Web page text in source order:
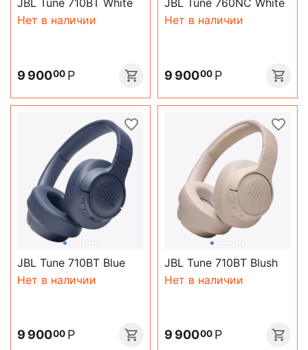
JBL Tune 710BT White
Нет в наличии
9 90000 Р
JBL Tune 760NC White
Нет в наличии
9 90000 Р
JBL Tune 710BT Blue
Нет в наличии
9 90000 Р
JBL Tune 710BT Blush
Нет в наличии
9 90000 Р